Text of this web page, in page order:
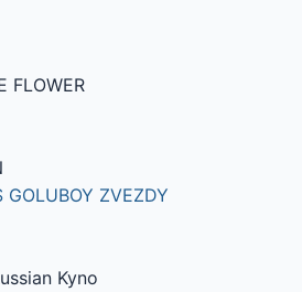
FLOWER
GOLUBOY ZVEZDY
Kyno